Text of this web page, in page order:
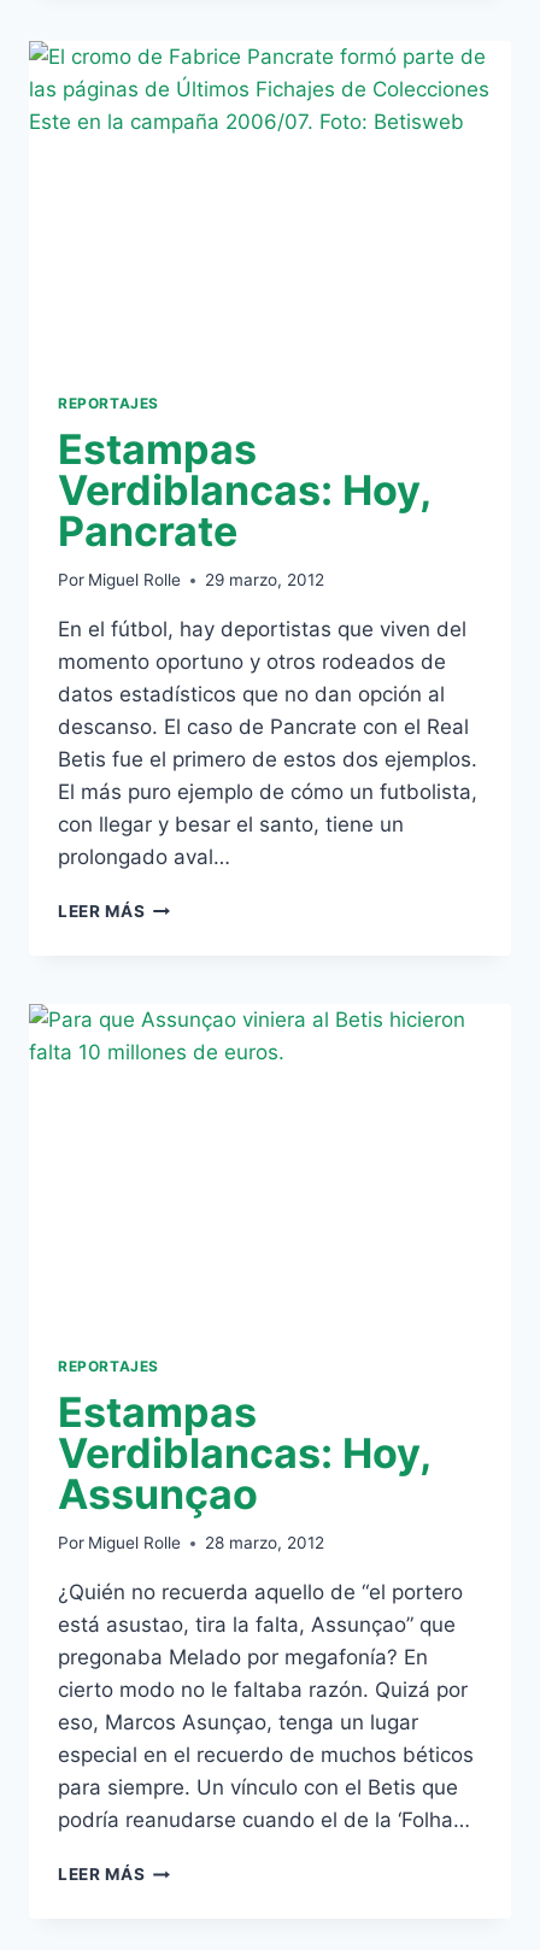
REPORTAJES
Estampas
Verdiblancas: Hoy,
Pancrate
Por Miguel Rolle 29 marzo, 2012
En el fútbol, hay deportistas que viven del
momento oportuno y otros rodeados de
datos estadísticos que no dan opción al
descanso. El caso de Pancrate con el Real
Betis fue el primero de estos dos ejemplos.
El más puro ejemplo de cómo un futbolista,
con llegar y besar el santo, tiene un
prolongado aval…
LEER MÁS ESTAMPAS
REPORTAJES
Estampas
Verdiblancas: Hoy,
Assunçao
Por Miguel Rolle 28 marzo, 2012
¿Quién no recuerda aquello de “el portero
está asustao, tira la falta, Assunçao” que
pregonaba Melado por megafonía? En
cierto modo no le faltaba razón. Quizá por
eso, Marcos Asunçao, tenga un lugar
especial en el recuerdo de muchos béticos
para siempre. Un vínculo con el Betis que
podría reanudarse cuando el de la ‘Folha…
LEER MÁS ESTAMPAS